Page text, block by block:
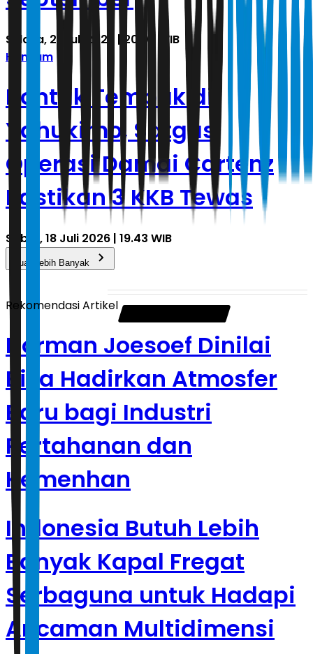
Selasa, 21 Juli 2026 | 20.05 WIB
Hankam
Kontak Tembak di
Yahukimo, Satgas
Operasi Damai Cartenz
Pastikan 3 KKB Tewas
Sabtu, 18 Juli 2026 | 19.43 WIB
Muat Lebih Banyak
Rekomendasi Artikel
Norman Joesoef Dinilai
Bisa Hadirkan Atmosfer
Baru bagi Industri
Pertahanan dan
Kemenhan
Indonesia Butuh Lebih
Banyak Kapal Fregat
Serbaguna untuk Hadapi
Ancaman Multidimensi